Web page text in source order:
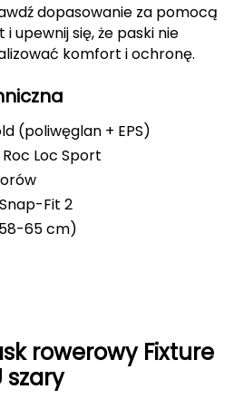
dopasowanie za pomocą
upewnij się, że paski nie
komfort i ochronę.
(poliwęglan + EPS)
Loc Sport
Fit 2
65 cm)
rowerowy Fixture
szary